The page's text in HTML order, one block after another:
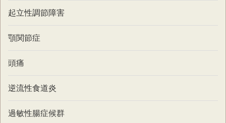
起立性調節障害
顎関節症
頭痛
逆流性食道炎
過敏性腸症候群